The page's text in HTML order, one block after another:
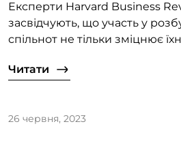
Експерти Harvard Business
засвідчують, що участь у
спільнот не тільки зміцнює
Читати
26 червня, 2023